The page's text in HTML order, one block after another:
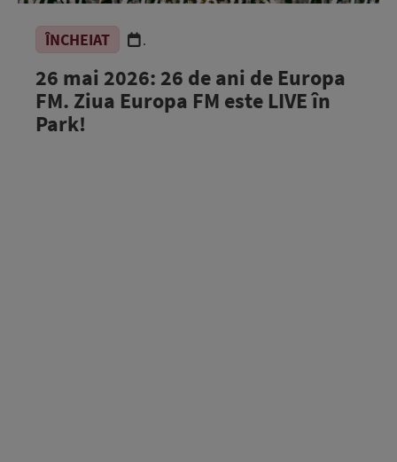
ÎNCHEIAT .
26 mai 2026: 26 de ani de Europa
FM. Ziua Europa FM este LIVE în
Park!